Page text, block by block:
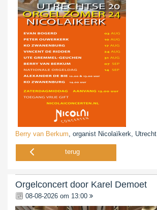
Berry van Berkum, organist Nicolaïkerk, Utrecht
terug
Orgelconcert door Karel Demoet
08-08-2026 om 13:00